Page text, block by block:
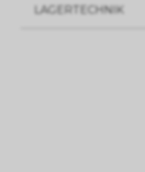
LAGERTECHNIK